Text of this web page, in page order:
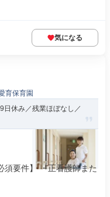
気になる
育保育園
日休み／残業ほぼなし／
須要件】 ・正看護師また